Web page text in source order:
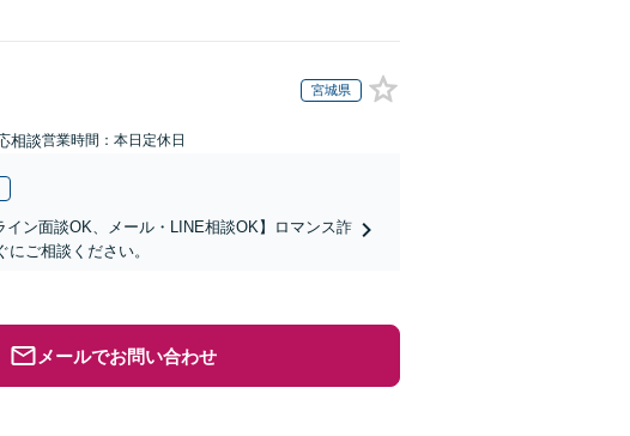
宮城県
相談営業時間：本日定休日
イン面談OK、メール・LINE相談OK】ロマンス詐
ご相談ください。
メールでお問い合わせ